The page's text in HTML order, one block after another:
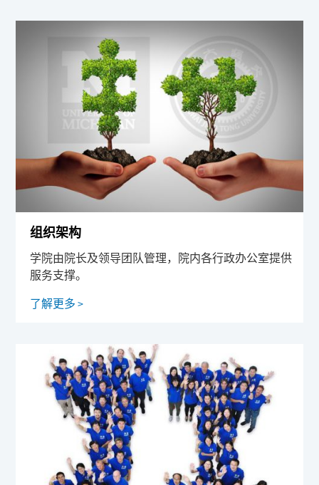
组织架构
学院由院长及领导团队管理，院内各行政办公室提供
服务支撑。
了解更多 >